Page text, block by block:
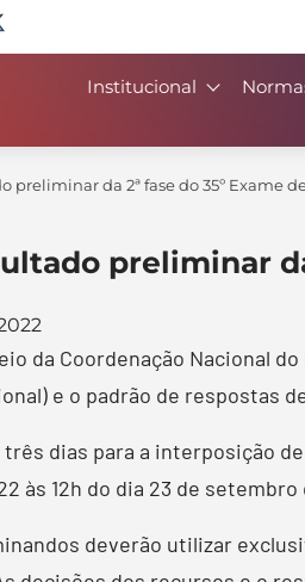
Institucional
preliminar da 2ª fase do 35º Exame
preliminar
da Coordenação Nacional
e o padrão de respostas
dias para a interposição
às 12h do dia 23 de
deverão utilizar